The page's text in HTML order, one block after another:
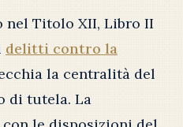
nel Titolo XII, Libro II
delitti contro la
la centralità del
di tutela. La